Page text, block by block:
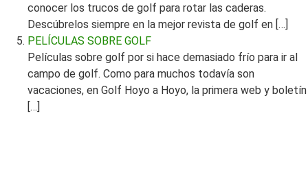
conocer los trucos de golf para rotar las caderas.
Descúbrelos siempre en la mejor revista de golf en […]
PELÍCULAS SOBRE GOLF
Películas sobre golf por si hace demasiado frío para ir al
campo de golf. Como para muchos todavía son
vacaciones, en Golf Hoyo a Hoyo, la primera web y boletín
[…]